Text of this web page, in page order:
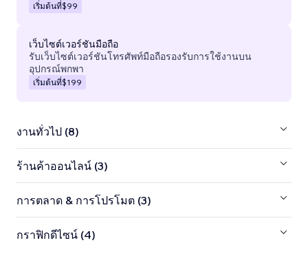
เริ่มต้นที่$99
เว็บไซต์เวอร์ชันมือถือ
รับเว็บไซต์เวอร์ชันโทรศัพท์มือถือรองรับการใช้งานบน
อุปกรณ์พกพา
เริ่มต้นที่$199
งานทั่วไป (8)
ร้านค้าออนไลน์ (3)
การตลาด & การโปรโมต (3)
กราฟิกดีไซน์ (4)